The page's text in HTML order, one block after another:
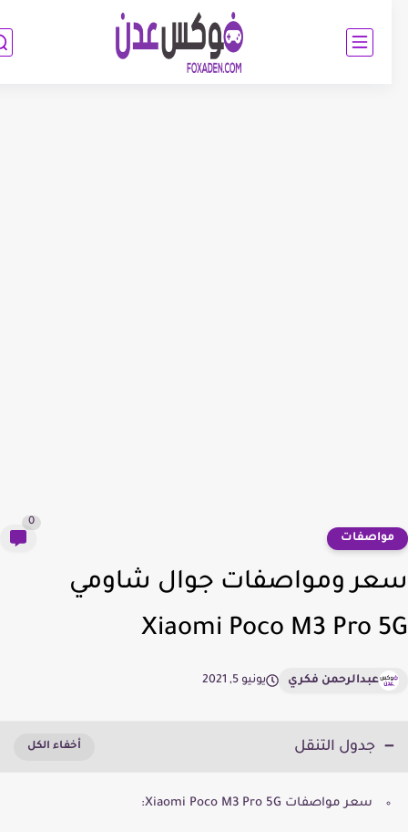
ومواصفات جوال شاومي
Xiaomi Poco M3 Pro
عبدالرحمن فكري يونيو 5, 2021
جدول التنقل
سعر مواصفات Xiaomi Poco M3 Pro 5G: